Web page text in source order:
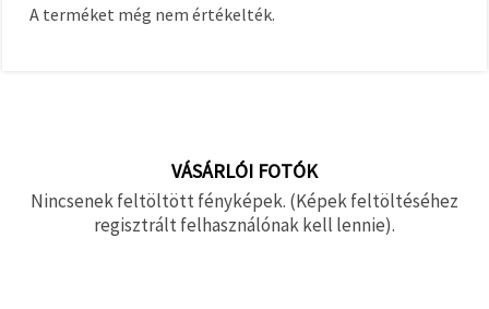
A terméket még nem értékelték.
VÁSÁRLÓI FOTÓK
Nincsenek feltöltött fényképek. (Képek feltöltéséhez
regisztrált felhasználónak kell lennie).